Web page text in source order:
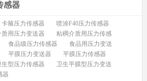
感器
卡箍压力传感器
喷涂F40压力传感器
质用压力变送器
粘稠介质用压力传感
食品级压力传感器
食品用压力变送
平膜压力变送器
平膜压力传感器
生型压力传感器
卫生平膜型压力变送
器